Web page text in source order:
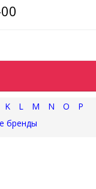
K L M N O
P